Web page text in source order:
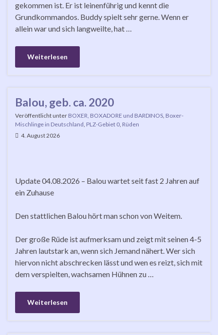
gekommen ist. Er ist leinenführig und kennt die
Grundkommandos. Buddy spielt sehr gerne. Wenn er
allein war und sich langweilte, hat …
Weiterlesen
Balou, geb. ca. 2020
Veröffentlicht unter BOXER, BOXADORE und BARDINOS Boxer-
Mischlinge in Deutschland PLZ-Gebiet 0 Rüden
4. August 2026
Update 04.08.2026 – Balou wartet seit fast 2 Jahren auf
ein Zuhause
Den stattlichen Balou hört man schon von Weitem.
Der große Rüde ist aufmerksam und zeigt mit seinen 4-5
Jahren lautstark an, wenn sich Jemand nähert. Wer sich
hiervon nicht abschrecken lässt und wen es reizt, sich mit
dem verspielten, wachsamen Hühnen zu …
Weiterlesen